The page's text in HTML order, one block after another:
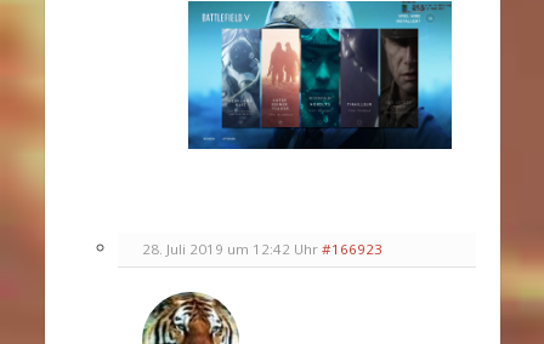
28. Juli 2019 um 12:42 Uhr #166923